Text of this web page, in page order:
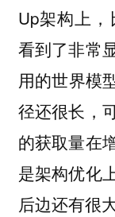
Up架构上
看到了非常
用的世界模
径还很长，
的获取量在
是架构优化
后边还有很